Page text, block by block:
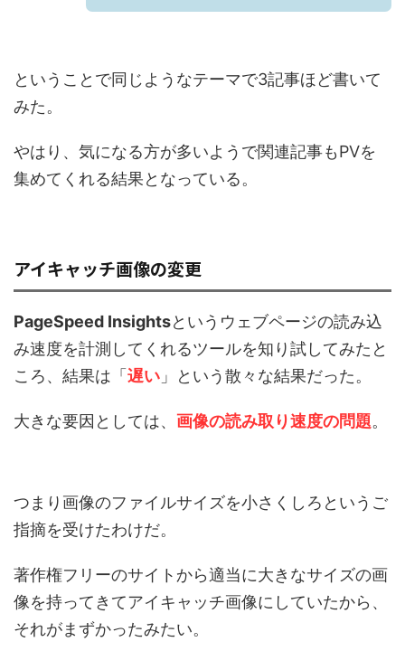
ということで同じようなテーマで3記事ほど書いて
みた。
やはり、気になる方が多いようで関連記事もPVを
集めてくれる結果となっている。
アイキャッチ画像の変更
PageSpeed Insightsというウェブページの読み込
み速度を計測してくれるツールを知り試してみたと
ころ、結果は「 遅い 」という散々な結果だった。
大きな要因としては、 画像の読み取り速度の問題。
つまり画像のファイルサイズを小さくしろというご
指摘を受けたわけだ。
著作権フリーのサイトから適当に大きなサイズの画
像を持ってきてアイキャッチ画像にしていたから、
それがまずかったみたい。